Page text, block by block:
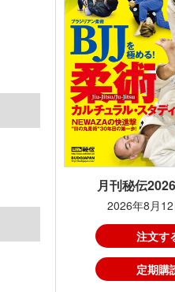
月刊秘伝
2026年8月
注文す
定期購